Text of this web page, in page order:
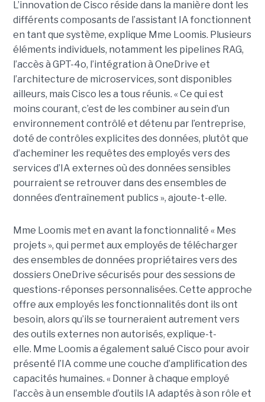
L’innovation de Cisco réside dans la manière dont les
différents composants de l’assistant IA fonctionnent
en tant que système, explique Mme Loomis. Plusieurs
éléments individuels, notamment les pipelines RAG,
l’accès à GPT-4o, l’intégration à OneDrive et
l’architecture de microservices, sont disponibles
ailleurs, mais Cisco les a tous réunis. « Ce qui est
moins courant, c’est de les combiner au sein d’un
environnement contrôlé et détenu par l’entreprise,
doté de contrôles explicites des données, plutôt que
d’acheminer les requêtes des employés vers des
services d’IA externes où des données sensibles
pourraient se retrouver dans des ensembles de
données d’entraînement publics », ajoute-t-elle.
Mme Loomis met en avant la fonctionnalité « Mes
projets », qui permet aux employés de télécharger
des ensembles de données propriétaires vers des
dossiers OneDrive sécurisés pour des sessions de
questions-réponses personnalisées. Cette approche
offre aux employés les fonctionnalités dont ils ont
besoin, alors qu’ils se tourneraient autrement vers
des outils externes non autorisés, explique-t-
elle. Mme Loomis a également salué Cisco pour avoir
présenté l’IA comme une couche d’amplification des
capacités humaines. « Donner à chaque employé
l’accès à un ensemble d’outils IA adaptés à son rôle et